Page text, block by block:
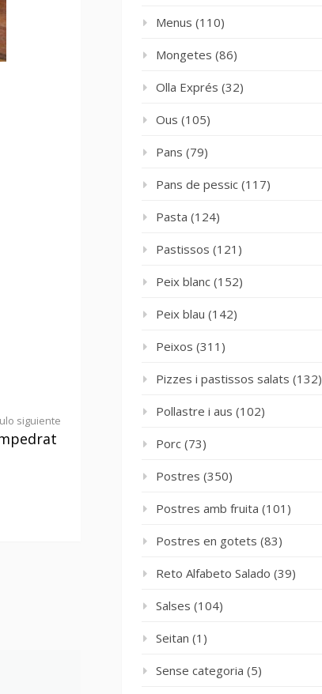
siguiente
Menus (110)
Mongetes (86)
Olla Exprés (32)
Ous (105)
Pans (79)
Pans de pessic (117)
Pasta (124)
Pastissos (121)
Peix blanc (152)
Peix blau (142)
Peixos (311)
Pizzes i pastissos salats (132)
Pollastre i aus (102)
Porc (73)
Postres (350)
Postres amb fruita (101)
Postres en gotets (83)
Reto Alfabeto Salado (39)
Salses (104)
Seitan (1)
Sense categoria (5)